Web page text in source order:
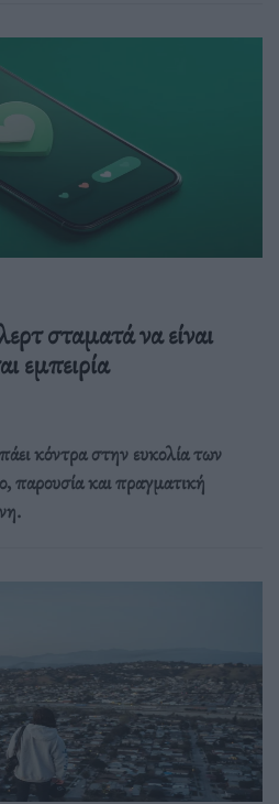
σταματά να είναι
εμπειρία
κόντρα στην ευκολία των
παρουσία και πραγματική